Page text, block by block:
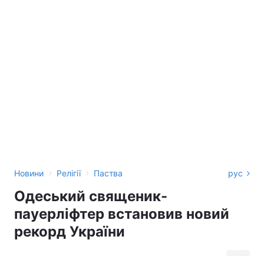
Новини › Релігії › Паства рус
Одеський священик-
пауерліфтер встановив новий
рекорд України